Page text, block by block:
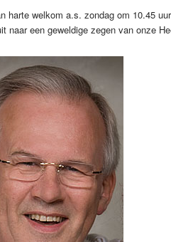
harte welkom a.s. zondag om 10.45
naar een geweldige zegen van onze